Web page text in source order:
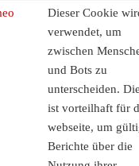
Dieser Cookie
verwendet, um
zwischen
und Bots zu
unterscheiden.
ist vorteilhaft für
webseite, um
Berichte über die